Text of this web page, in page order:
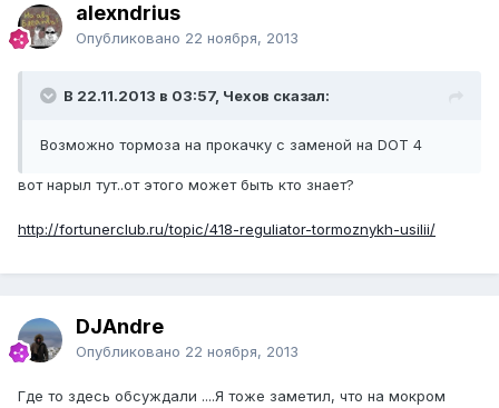
alexndrius
Опубликовано 22 ноября, 2013
В 22.11.2013 в 03:57, Чехов сказал:
Возможно тормоза на прокачку с заменой на DOT 4
вот нарыл тут..от этого может быть кто знает?
http://fortunerclub.ru/topic/418-reguliator-tormoznykh-usilii/
DJAndre
Опубликовано 22 ноября, 2013
Где то здесь обсуждали ....Я тоже заметил, что на мокром